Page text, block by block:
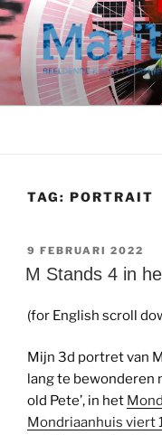
Ga
naar
de
inhoud
TAG: PORTRAIT
GEPLAATST
OP
9 FEBRUARI 2022
M Stands 4 in
(for English scroll
Mijn 3d portret van
lang te bewonderen
old Pete’, in het
Mondriaanhuis viert